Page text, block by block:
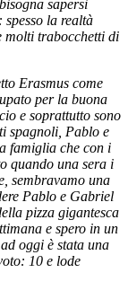
sapersi
spesso la realtà
molti trabocchetti di
Erasmus come
per la buona
e soprattutto sono
spagnoli, Pablo e
famiglia che con i
quando una sera i
sembravamo una
Pablo e Gabriel
pizza gigantesca
e spero in un
oggi è stata una
10 e lode